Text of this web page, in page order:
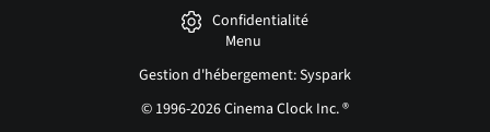
Confidentialité
Menu
Gestion d'hébergement: Syspark
© 1996-2026 Cinema Clock Inc. ®